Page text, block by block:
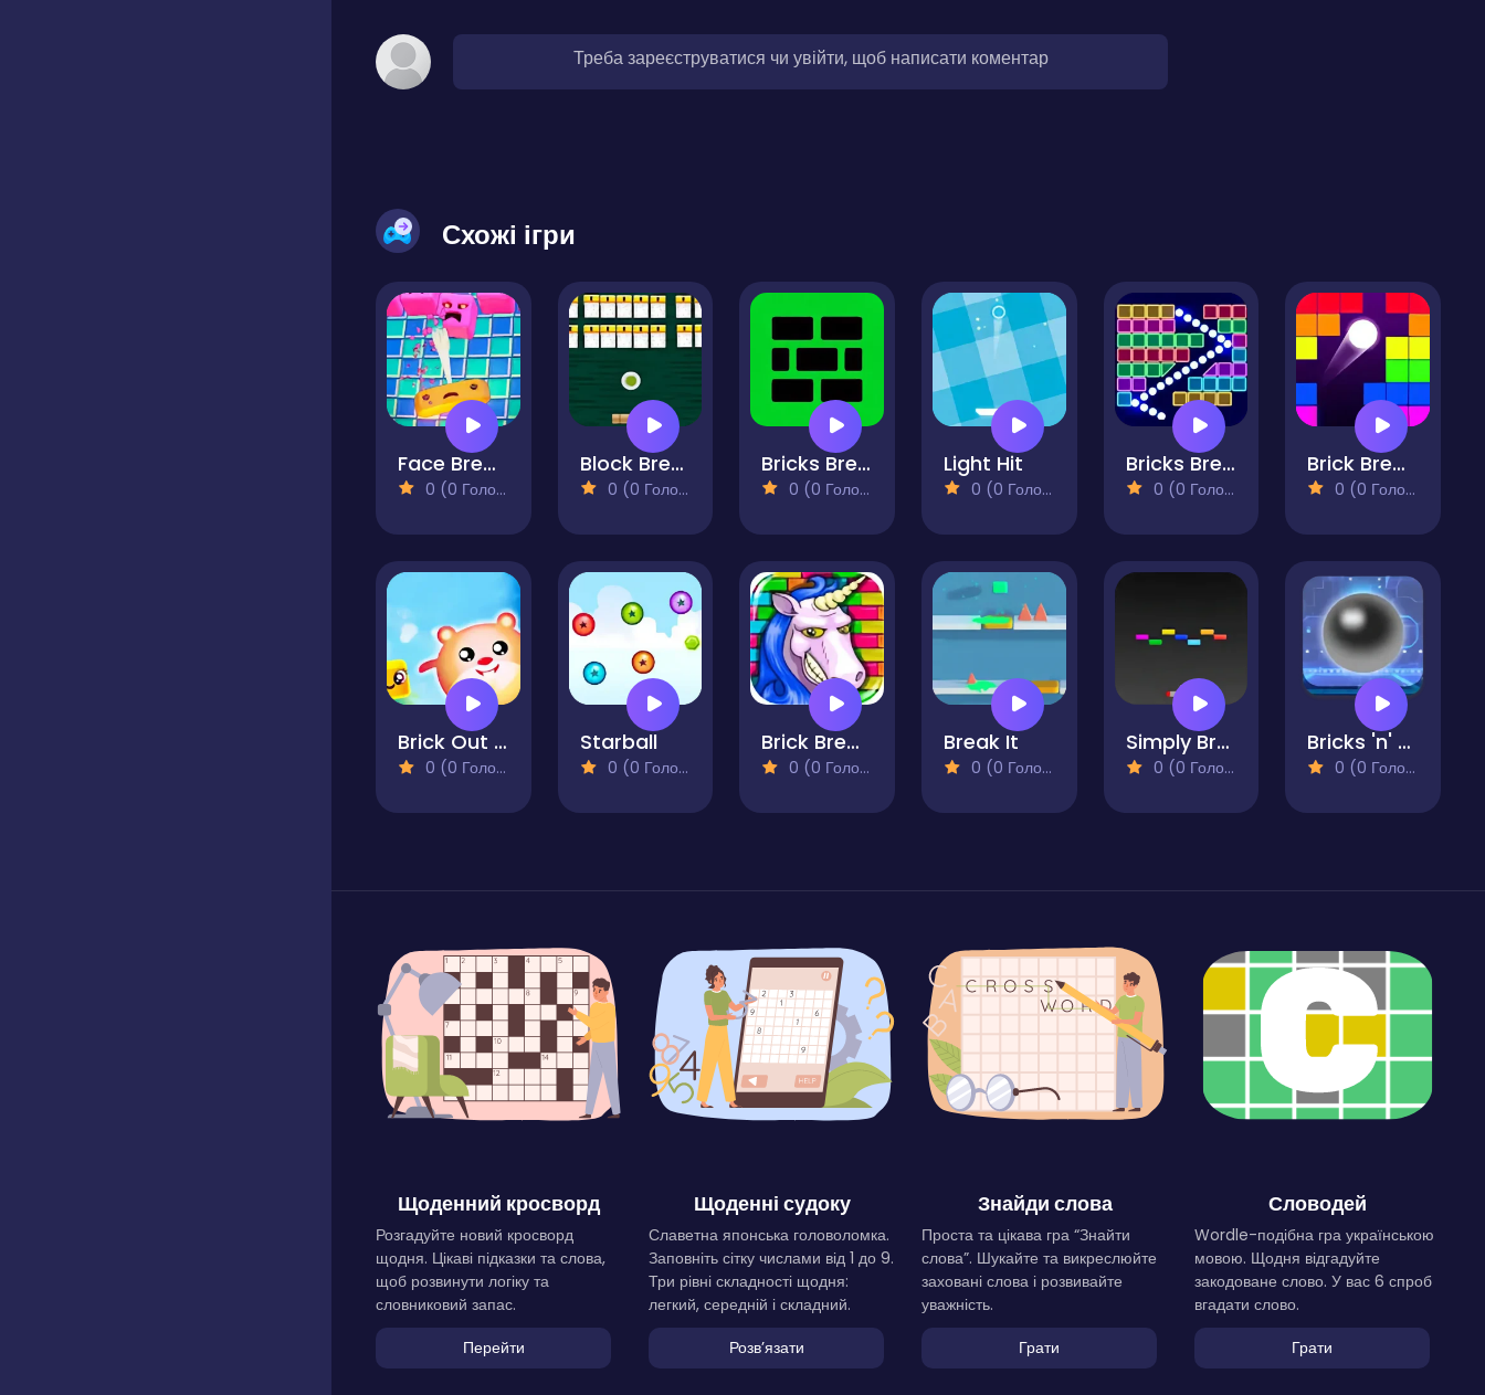
Треба зареєструватися чи увійти, щоб написати коментар
Схожі ігри
Face Breaker
0 (0 Голосів)
Block Breaker Game
0 (0 Голосів)
Bricks Breaker
0 (0 Голосів)
Light Hit
0 (0 Голосів)
Bricks Breaker Deluxe
0 (0 Голосів)
Brick Breaker Retro
0 (0 Голосів)
Brick Out Candy
0 (0 Голосів)
Starball
0 (0 Голосів)
Brick Breaker Unicorn
0 (0 Голосів)
Break It
0 (0 Голосів)
Simply Breakout
0 (0 Голосів)
Bricks 'n' Balls Pinball
0 (0 Голосів)
Щоденний кросворд
Розгадуйте новий кросворд
щодня. Цікаві підказки та слова,
щоб розвинути логіку та
словниковий запас.
Перейти
Щоденні судоку
Славетна японська головоломка.
Заповніть сітку числами від 1 до 9.
Три рівні складності щодня:
легкий, середній і складний.
Розвʼязати
Знайди слова
Проста та цікава гра “Знайти
слова”. Шукайте та викреслюйте
заховані слова і розвивайте
уважність.
Грати
Словодей
Wordle-подібна гра українською
мовою. Щодня відгадуйте
закодоване слово. У вас 6 спроб
вгадати слово.
Грати